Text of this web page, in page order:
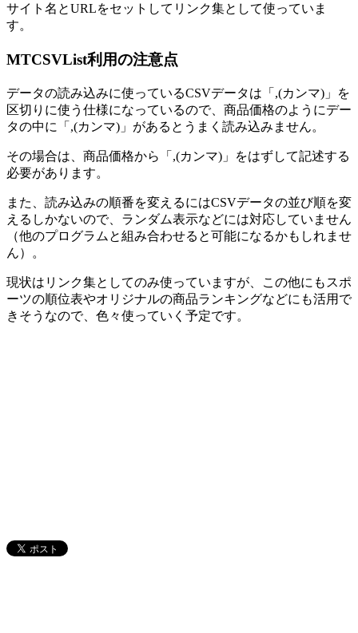
サイト名とURLをセットしてリンク集として使っていま
す。
MTCSVList利用の注意点
データの読み込みに使っているCSVデータは「,(カンマ)」を
区切りに使う仕様になっているので、商品価格のようにデー
タの中に「,(カンマ)」があるとうまく読み込みません。
その場合は、商品価格から「,(カンマ)」をはずして記述する
必要があります。
また、読み込みの順番を変えるにはCSVデータの並び順を変
えるしかないので、ランダム表示などには対応していません
（他のプログラムと組み合わせると可能になるかもしれませ
ん）。
現状はリンク集としてのみ使っていますが、この他にもスポ
ーツの順位表やオリジナルの商品ランキングなどにも活用で
きそうなので、色々使っていく予定です。